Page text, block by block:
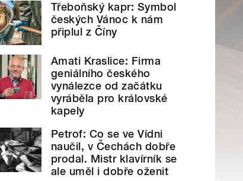
Třeboňský kapr: Symbol
českých Vánoc k nám
připlul z Číny
Amati Kraslice: Firma
geniálního českého
vynálezce od začátku
vyráběla pro královské
kapely
Petrof: Co se ve Vídni
naučil, v Čechách dobře
prodal. Mistr klavírník se
ale uměl i dobře oženit